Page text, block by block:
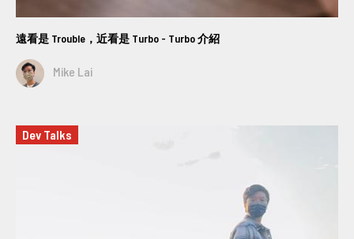
遠看是 Trouble，近看是 Turbo - Turbo 介紹
Mike Lai
Dev Talks